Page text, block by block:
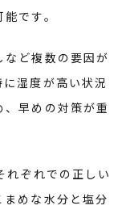
です。
ど複数の要因が
湿度が高い状況
早めの対策が重
れぞれでの正しい
めな水分と塩分